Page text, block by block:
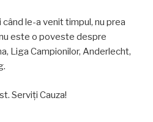
când le-a venit timpul, nu prea
este o poveste despre
Liga Campionilor, Anderlecht,
Serviți Cauza!